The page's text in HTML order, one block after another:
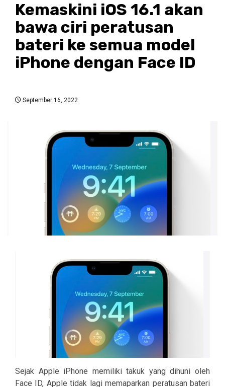
Kemaskini iOS 16.1 akan
bawa ciri peratusan
bateri ke semua model
iPhone dengan Face ID
September 16, 2022
Sejak Apple iPhone memiliki takuk yang dihuni oleh
Face ID, Apple tidak lagi memaparkan peratusan bateri